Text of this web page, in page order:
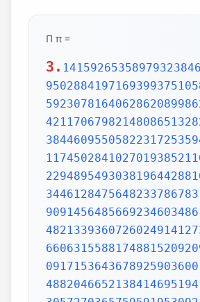
Π π =
3.